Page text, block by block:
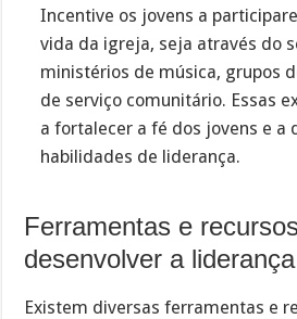
Incentive os jovens a
vida da igreja, seja através do
ministérios de música, grupos
de serviço comunitário. Essas
a fortalecer a fé dos jovens e a
habilidades de liderança.
Ferramentas e
desenvolver a
Existem diversas ferramentas e